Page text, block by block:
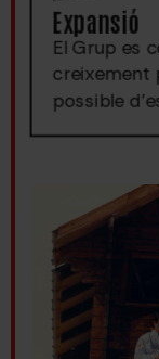
Expansió
El Grup es
creixement
possible